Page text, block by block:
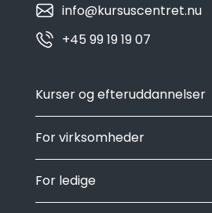
info@kursuscentret.nu
+45 99 19 19 07
Kurser og efteruddannelser
For virksomheder
For ledige